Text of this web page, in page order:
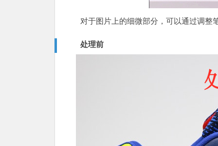
对于图片上的细微部分，可以通过调整
处理前